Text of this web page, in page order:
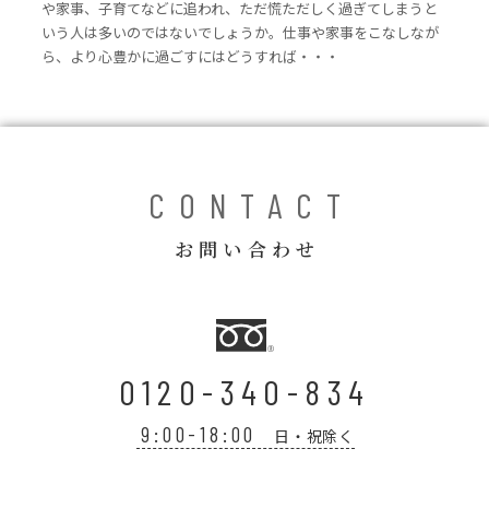
や家事、子育てなどに追われ、ただ慌ただしく過ぎてしまうと
いう人は多いのではないでしょうか。仕事や家事をこなしなが
ら、より心豊かに過ごすにはどうすれば・・・
CONTACT
お問い合わせ
0120-340-834
9:00-18:00 日・祝除く